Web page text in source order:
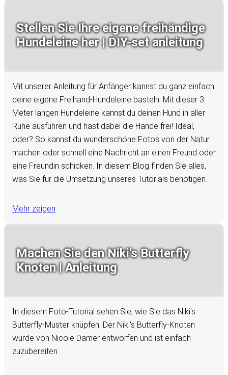
Stellen Sie Ihre eigene freihändige
Hundeleine her | DIY-set anleitung
Mit unserer Anleitung für Anfänger kannst du ganz einfach
deine eigene Freihand-Hundeleine basteln. Mit dieser 3
Meter langen Hundeleine kannst du deinen Hund in aller
Ruhe ausführen und hast dabei die Hände frei! Ideal,
oder? So kannst du wunderschöne Fotos von der Natur
machen oder schnell eine Nachricht an einen Freund oder
eine Freundin schicken. In diesem Blog finden Sie alles,
was Sie für die Umsetzung unseres Tutorials benötigen.
Mehr zeigen
Machen Sie den Niki's Butterfly
Knoten | Anleitung
In diesem Foto-Tutorial sehen Sie, wie Sie das Niki's
Butterfly-Muster knüpfen. Der Niki's Butterfly-Knoten
wurde von Nicole Damer entworfen und ist einfach
zuzubereiten.